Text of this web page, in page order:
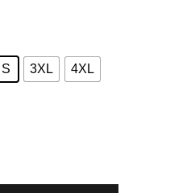
S 3XL 4XL